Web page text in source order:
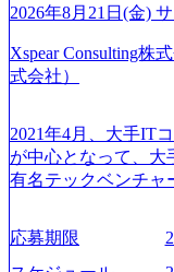
2026年8月21日(金)
Xspear Consulting株
式会社）
2021年4月、大手IT
が中心となって、大
有名テックベンチャ
い」という想いの下
ーがビジネスの成功
応募期限